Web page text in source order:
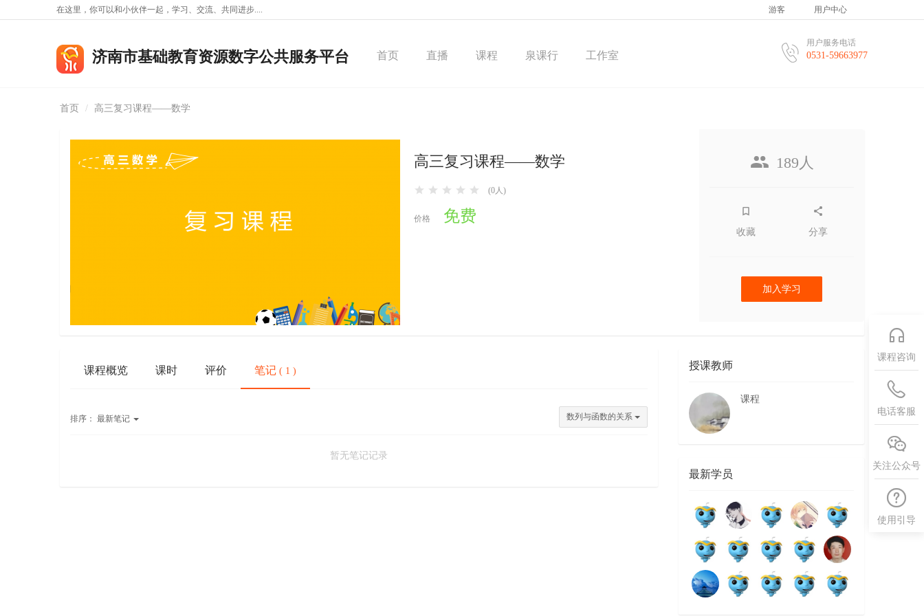
在这里，你可以和小伙伴一起，学习、交流、共同进步.... 用户中心
游客
济南市基础教育资源数字公共服务平台 首页 直播 课程 泉课行 工作室
用户服务电话
0531-59663977
首页 高三复习课程——数学
高三复习课程——数学
(0人)
价格 免费
189人
收藏 分享
加入学习
课程概览 课时 评价 笔记 ( 1 )
数列与函数的关系
排序： 最新笔记
暂无笔记记录
授课教师
课程
最新学员
课程咨询
电话客服
关注公众号
使用引导